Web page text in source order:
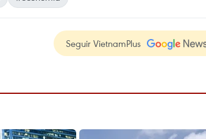
Seguir VietnamPlus